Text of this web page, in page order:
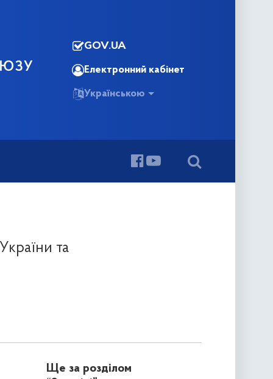
GOV.UA
Електронний кабінет
Українською
та
Ще за розділом